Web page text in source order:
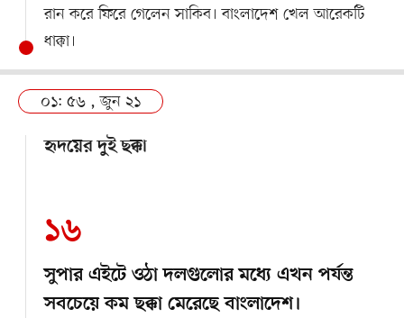
রান করে ফিরে গেলেন সাকিব। বাংলাদেশ খেল আরেকটি
ধাক্কা।
০১: ৫৬ , জুন ২১
হৃদয়ের দুই ছক্কা
১৬
সুপার এইটে ওঠা দলগুলোর মধ্যে এখন পর্যন্ত
সবচেয়ে কম ছক্কা মেরেছে বাংলাদেশ।